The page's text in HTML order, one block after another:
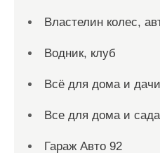
Властелин колес,
Водник, клуб
Всё для дома и дачи
Все для дома и сада
Гараж Авто 92